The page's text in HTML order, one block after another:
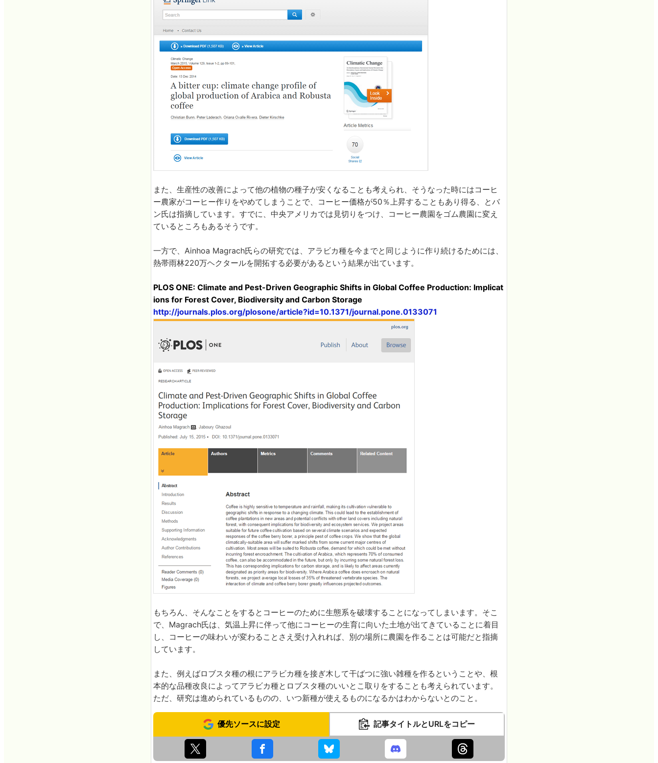
また、生産性の改善によって他の植物の種子が安くなることも考えられ、そうなった時にはコーヒ
ー農家がコーヒー作りをやめてしまうことで、コーヒー価格が50％上昇することもあり得る、とバ
ン氏は指摘しています。すでに、中央アメリカでは見切りをつけ、コーヒー農園をゴム農園に変え
ているところもあるそうです。
一方で、Ainhoa Magrach氏らの研究では、アラビカ種を今までと同じように作り続けるためには、
熱帯雨林220万ヘクタールを開拓する必要があるという結果が出ています。
PLOS ONE: Climate and Pest-Driven Geographic Shifts in Global Coffee Production: Implicat
ions for Forest Cover, Biodiversity and Carbon Storage
http://journals.plos.org/plosone/article?id=10.1371/journal.pone.0133071
もちろん、そんなことをするとコーヒーのために生態系を破壊することになってしまいます。そこ
で、Magrach氏は、気温上昇に伴って他にコーヒーの生育に向いた土地が出てきていることに着目
し、コーヒーの味わいが変わることさえ受け入れれば、別の場所に農園を作ることは可能だと指摘
しています。
また、例えばロブスタ種の根にアラビカ種を接ぎ木して干ばつに強い雑種を作るということや、根
本的な品種改良によってアラビカ種とロブスタ種のいいとこ取りをすることも考えられています。
ただ、研究は進められているものの、いつ新種が使えるものになるかはわからないとのこと。
優先ソースに設定 記事タイトルとURLをコピー